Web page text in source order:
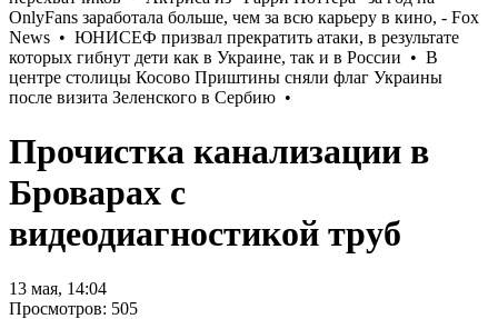
Прочистка канализации в
Броварах с
видеодиагностикой труб
13 мая, 14:04
Просмотров: 505